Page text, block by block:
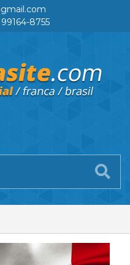
8755